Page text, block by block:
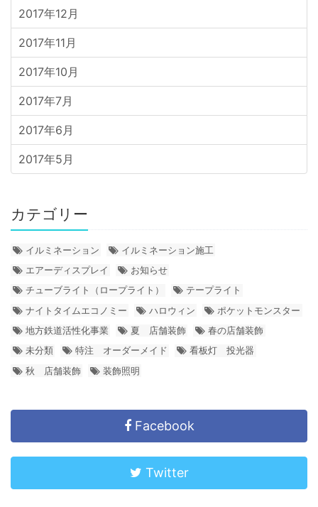
2017年12月
2017年11月
2017年10月
2017年7月
2017年6月
2017年5月
カテゴリー
イルミネーション
イルミネーション施工
エアーディスプレイ
お知らせ
チューブライト（ロープライト）
テープライト
ナイトタイムエコノミー
ハロウィン
ポケットモンスター
地方鉄道活性化事業
夏 店舗装飾
春の店舗装飾
未分類
特注 オーダーメイド
看板灯 投光器
秋 店舗装飾
装飾照明
Facebook
Twitter